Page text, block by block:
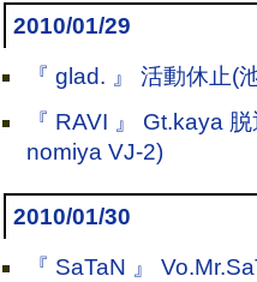
2010/01/29
『 glad. 』 活動休止(
『 RAVI 』 Gt.kaya
nomiya VJ-2)
2010/01/30
『 SaTaN 』